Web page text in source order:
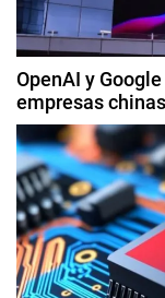
OpenAI y
empresas chinas